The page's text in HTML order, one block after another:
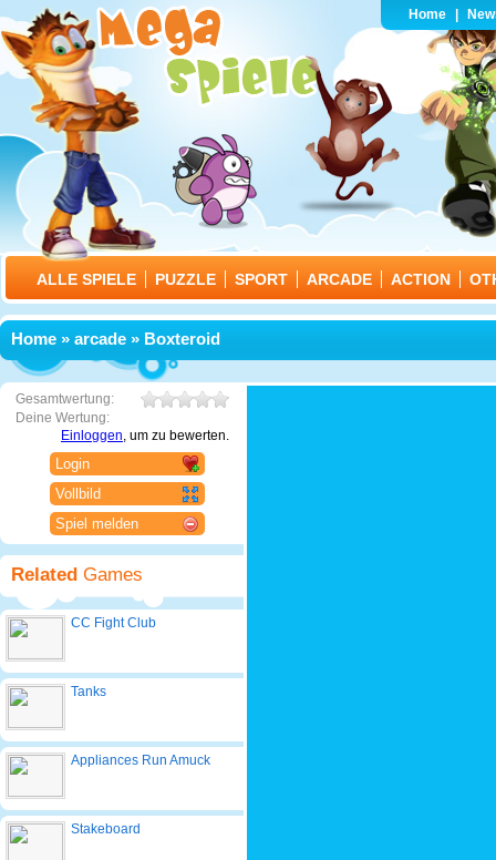
Home
ALLE SPIELE PUZZLE SPORT ARCADE ACTION
Home » arcade » Boxteroid
Gesamtwertung:
Deine Wertung:
Einloggen, um zu bewerten.
Login
Vollbild
Spiel melden
Related Games
CC Fight Club
Tanks
Appliances Run Amuck
Stakeboard